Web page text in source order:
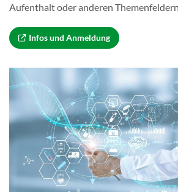
Aufenthalt oder an­de­ren
Infos und An­mel­dung